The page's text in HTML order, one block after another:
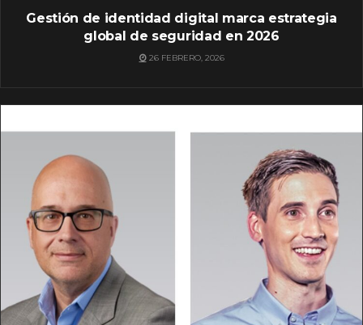
Gestión de identidad digital marca estrategia
global de seguridad en 2026
26 FEBRERO, 2026